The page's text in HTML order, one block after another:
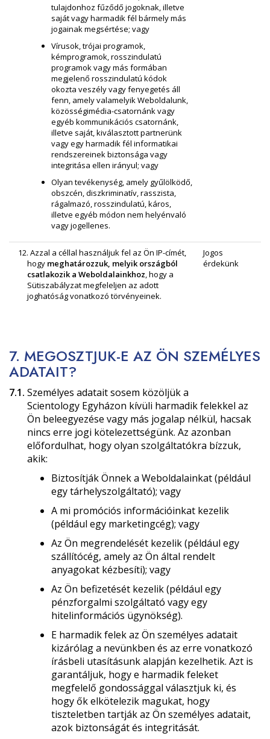
tulajdonhoz fűződő jogoknak, illetve
saját vagy harmadik fél bármely más
jogainak megsértése; vagy
Vírusok, trójai programok,
kémprogramok, rosszindulatú
programok vagy más formában
megjelenő rosszindulatú kódok
okozta veszély vagy fenyegetés áll
fenn, amely valamelyik Weboldalunk,
közösségimédia-csatornánk vagy
egyéb kommunikációs csatornánk,
illetve saját, kiválasztott partnerünk
vagy egy harmadik fél informatikai
rendszereinek biztonsága vagy
integritása ellen irányul; vagy
Olyan tevékenység, amely gyűlölködő,
obszcén, diszkriminatív, rasszista,
rágalmazó, rosszindulatú, káros,
illetve egyéb módon nem helyénvaló
vagy jogellenes.
12. Azzal a céllal használjuk fel az Ön IP-címét,
hogy meghatározzuk, melyik országból
csatlakozik a Weboldalainkhoz, hogy a
Sütiszabályzat megfeleljen az adott
joghatóság vonatkozó törvényeinek.
Jogos
érdekünk
7. MEGOSZTJUK-E AZ ÖN SZEMÉLYES
ADATAIT?
7.1. Személyes adatait sosem közöljük a
Scientology Egyházon kívüli harmadik felekkel az
Ön beleegyezése vagy más jogalap nélkül, hacsak
nincs erre jogi kötelezettségünk. Az azonban
előfordulhat, hogy olyan szolgáltatókra bízzuk,
akik:
Biztosítják Önnek a Weboldalainkat (például
egy tárhelyszolgáltató); vagy
A mi promóciós információinkat kezelik
(például egy marketingcég); vagy
Az Ön megrendelését kezelik (például egy
szállítócég, amely az Ön által rendelt
anyagokat kézbesíti); vagy
Az Ön befizetését kezelik (például egy
pénzforgalmi szolgáltató vagy egy
hitelinformációs ügynökség).
E harmadik felek az Ön személyes adatait
kizárólag a nevünkben és az erre vonatkozó
írásbeli utasításunk alapján kezelhetik. Azt is
garantáljuk, hogy e harmadik feleket
megfelelő gondossággal választjuk ki, és
hogy ők elkötelezik magukat, hogy
tiszteletben tartják az Ön személyes adatait,
azok biztonságát és integritását.